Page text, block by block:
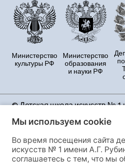
Министерство
культуры РФ
Министерство
образования
и науки РФ
© Детская школа искусств № 1
сайт, Вы принимаете условия
на сбор и обработку
cookies, этот сайт использует
Мы используем cookie
Во время посещения сайта
искусств № 1 имени А.Г.
соглашаетесь с тем, что мы